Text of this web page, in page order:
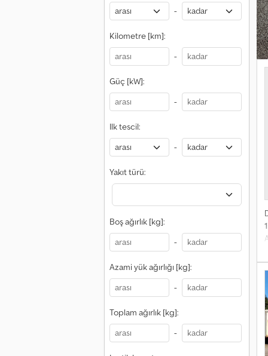
-
Kilometre [km]:
-
Güç [kW]:
-
Ilk tescil:
-
Yakıt türü:
Boş ağırlık [kg]:
-
Azami yük ağırlığı [kg]:
-
Toplam ağırlık [kg]:
-